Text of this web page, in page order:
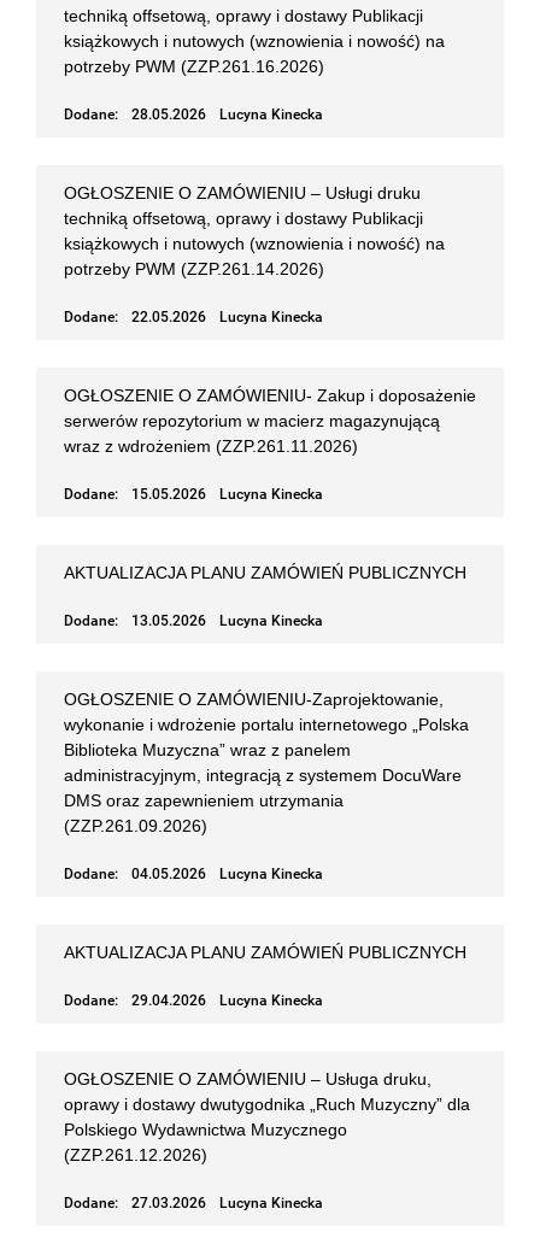
techniką offsetową, oprawy i dostawy Publikacji
książkowych i nutowych (wznowienia i nowość) na
potrzeby PWM (ZZP.261.16.2026)
Dodane: 28.05.2026 Lucyna Kinecka
OGŁOSZENIE O ZAMÓWIENIU – Usługi druku
techniką offsetową, oprawy i dostawy Publikacji
książkowych i nutowych (wznowienia i nowość) na
potrzeby PWM (ZZP.261.14.2026)
Dodane: 22.05.2026 Lucyna Kinecka
OGŁOSZENIE O ZAMÓWIENIU- Zakup i doposażenie
serwerów repozytorium w macierz magazynującą
wraz z wdrożeniem (ZZP.261.11.2026)
Dodane: 15.05.2026 Lucyna Kinecka
AKTUALIZACJA PLANU ZAMÓWIEŃ PUBLICZNYCH
Dodane: 13.05.2026 Lucyna Kinecka
OGŁOSZENIE O ZAMÓWIENIU-Zaprojektowanie,
wykonanie i wdrożenie portalu internetowego „Polska
Biblioteka Muzyczna” wraz z panelem
administracyjnym, integracją z systemem DocuWare
DMS oraz zapewnieniem utrzymania
(ZZP.261.09.2026)
Dodane: 04.05.2026 Lucyna Kinecka
AKTUALIZACJA PLANU ZAMÓWIEŃ PUBLICZNYCH
Dodane: 29.04.2026 Lucyna Kinecka
OGŁOSZENIE O ZAMÓWIENIU – Usługa druku,
oprawy i dostawy dwutygodnika „Ruch Muzyczny” dla
Polskiego Wydawnictwa Muzycznego
(ZZP.261.12.2026)
Dodane: 27.03.2026 Lucyna Kinecka